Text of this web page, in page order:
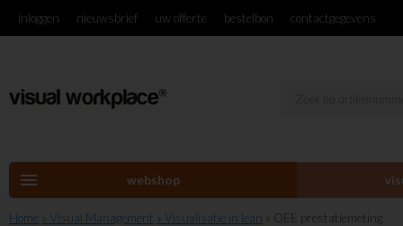
inloggen nieuwsbrief uw offerte bestelbon contactgegevens
menu webshop
Home » Visual Management » Visualisatie in lean » OEE prestatiemeting